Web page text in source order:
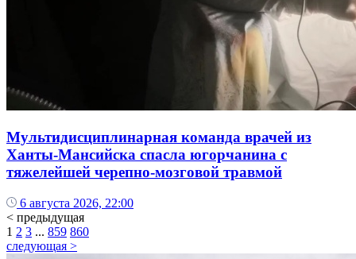
Мультидисциплинарная команда врачей из
Ханты-Мансийска спасла югорчанина с
тяжелейшей черепно-мозговой травмой
6 августа 2026, 22:00
< предыдущая
1 2 3 ... 859 860
следующая >